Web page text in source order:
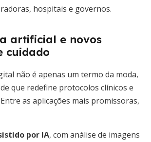
hospitais e governos.
artificial e novos
cuidado
não é apenas um termo da moda,
que redefine protocolos clínicos e
as aplicações mais promissoras,
por IA, com análise de imagens